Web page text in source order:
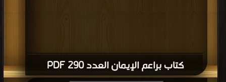
كتاب براعم الإيمان العدد 290 PDF